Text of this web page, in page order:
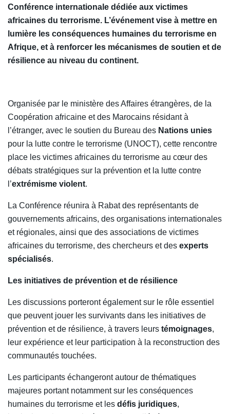
Conférence internationale dédiée aux victimes
africaines du terrorisme. L’événement vise à mettre en
lumière les conséquences humaines du terrorisme en
Afrique, et à renforcer les mécanismes de soutien et de
résilience au niveau du continent.
Organisée par le ministère des Affaires étrangères, de la
Coopération africaine et des Marocains résidant à
l’étranger, avec le soutien du Bureau des Nations unies
pour la lutte contre le terrorisme (UNOCT), cette rencontre
place les victimes africaines du terrorisme au cœur des
débats stratégiques sur la prévention et la lutte contre
l’extrémisme violent.
La Conférence réunira à Rabat des représentants de
gouvernements africains, des organisations internationales
et régionales, ainsi que des associations de victimes
africaines du terrorisme, des chercheurs et des experts
spécialisés.
Les initiatives de prévention et de résilience
Les discussions porteront également sur le rôle essentiel
que peuvent jouer les survivants dans les initiatives de
prévention et de résilience, à travers leurs témoignages,
leur expérience et leur participation à la reconstruction des
communautés touchées.
Les participants échangeront autour de thématiques
majeures portant notamment sur les conséquences
humaines du terrorisme et les défis juridiques,